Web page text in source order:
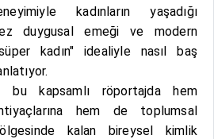
kadınların yaşadığı
duygusal emeği ve modern
kadın" idealiyle nasıl baş
bu kapsamlı röportajda hem
hem de toplumsal
kalan bireysel kimlik